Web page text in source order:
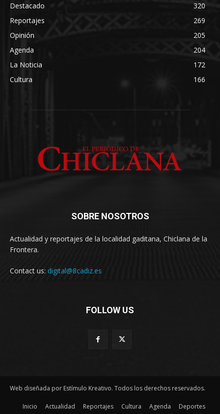
Destacado
320
Reportajes
269
Opinión
205
Agenda
204
La Noticia
172
Cultura
166
SOBRE NOSOTROS
Actualidad y reportajes de la localidad gaditana, Chiclana de la
Frontera.
Contact us: digital@8cadiz.es
FOLLOW US
Web diseñada por Estímulo Kreativo. Todos los derechos reservados.
Inicio Actualidad Reportajes Cultura Agenda Deportes